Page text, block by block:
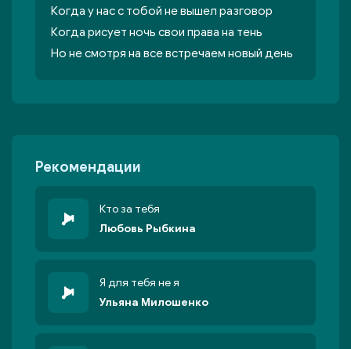
Когда у нас с тобой не вышел разговор
Когда рисует ночь свои права на тень
Но не смотря на все встречаем новый день
Рекомендации
Кто за тебя
Любовь Рыбкина
Я для тебя не я
Ульяна Милошенко